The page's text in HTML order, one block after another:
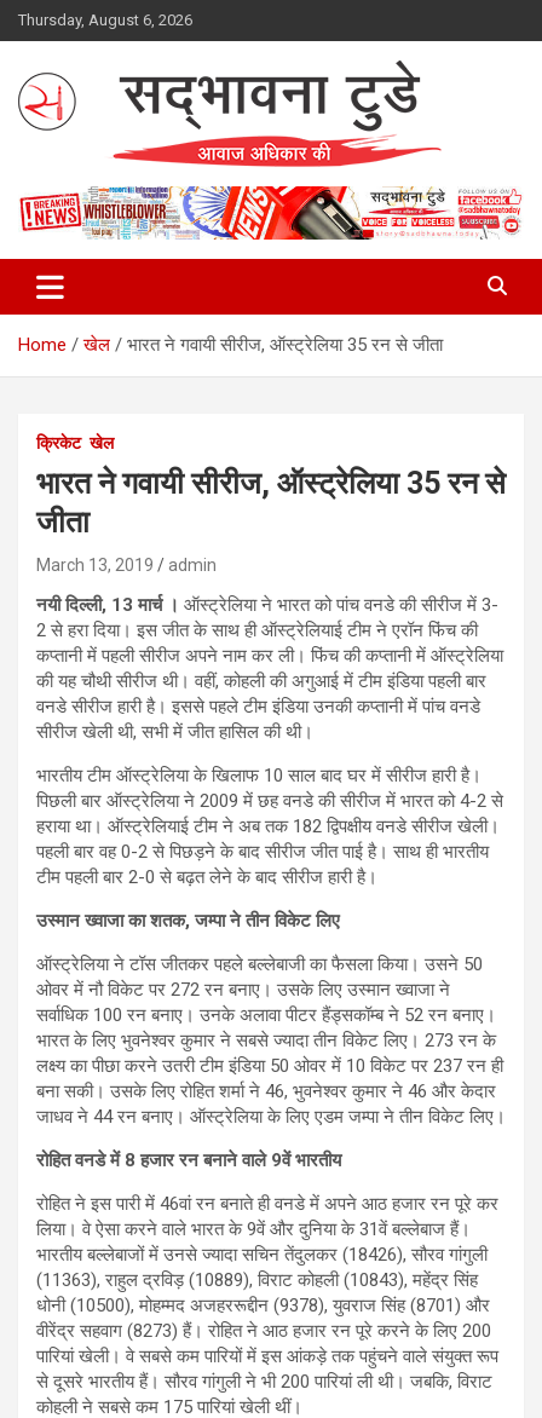
Skip
to
Thursday, August 6, 2026
Sadbhawna Today
Home खेल भारत ने गवायी सीरीज, ऑस्ट्रेलिया 35 रन से जीता
क्रिकेट खेल
भारत ने गवायी सीरीज, ऑस्ट्रेलिया 35 रन से
जीता
March 13, 2019 admin
नयी दिल्ली, 13 मार्च । ऑस्ट्रेलिया ने भारत को पांच वनडे की सीरीज में 3-
2 से हरा दिया। इस जीत के साथ ही ऑस्ट्रेलियाई टीम ने एरॉन फिंच की
कप्तानी में पहली सीरीज अपने नाम कर ली। फिंच की कप्तानी में ऑस्ट्रेलिया
की यह चौथी सीरीज थी। वहीं, कोहली की अगुआई में टीम इंडिया पहली बार
वनडे सीरीज हारी है। इससे पहले टीम इंडिया उनकी कप्तानी में पांच वनडे
सीरीज खेली थी, सभी में जीत हासिल की थी।
भारतीय टीम ऑस्ट्रेलिया के खिलाफ 10 साल बाद घर में सीरीज हारी है।
पिछली बार ऑस्ट्रेलिया ने 2009 में छह वनडे की सीरीज में भारत को 4-2 से
हराया था। ऑस्ट्रेलियाई टीम ने अब तक 182 द्विपक्षीय वनडे सीरीज खेली।
पहली बार वह 0-2 से पिछड़ने के बाद सीरीज जीत पाई है। साथ ही भारतीय
टीम पहली बार 2-0 से बढ़त लेने के बाद सीरीज हारी है।
उस्मान ख्वाजा का शतक,जम्पा ने तीन विकेट लिए
ऑस्ट्रेलिया ने टॉस जीतकर पहले बल्लेबाजी का फैसला किया। उसने 50
ओवर में नौ विकेट पर 272 रन बनाए। उसके लिए उस्मान ख्वाजा ने
सर्वाधिक 100 रन बनाए। उनके अलावा पीटर हैंड्सकॉम्ब ने 52 रन बनाए।
भारत के लिए भुवनेश्वर कुमार ने सबसे ज्यादा तीन विकेट लिए। 273 रन के
लक्ष्य का पीछा करने उतरी टीम इंडिया 50 ओवर में 10 विकेट पर 237 रन ही
बना सकी। उसके लिए रोहित शर्मा ने 46, भुवनेश्वर कुमार ने 46 और केदार
जाधव ने 44 रन बनाए। ऑस्ट्रेलिया के लिए एडम जम्पा ने तीन विकेट लिए।
रोहित वनडे में 8हजार रन बनाने वाले 9वें भारतीय
रोहित ने इस पारी में 46वां रन बनाते ही वनडे में अपने आठ हजार रन पूरे कर
लिया। वे ऐसा करने वाले भारत के 9वें और दुनिया के 31वें बल्लेबाज हैं।
भारतीय बल्लेबाजों में उनसे ज्यादा सचिन तेंदुलकर (18426), सौरव गांगुली
(11363), राहुल द्रविड़ (10889), विराट कोहली (10843), महेंद्र सिंह
धोनी (10500), मोहम्मद अजहररूद्दीन (9378), युवराज सिंह (8701) और
वीरेंद्र सहवाग (8273) हैं। रोहित ने आठ हजार रन पूरे करने के लिए 200
पारियां खेली। वे सबसे कम पारियों में इस आंकड़े तक पहुंचने वाले संयुक्त रूप
से दूसरे भारतीय हैं। सौरव गांगुली ने भी 200 पारियां ली थी। जबकि, विराट
कोहली ने सबसे कम 175 पारियां खेली थीं।